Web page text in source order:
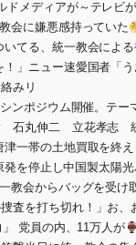
メディアが～テレビが
会に嫌悪感持っていた
てる、統一教会によ
」ニュー速愛国者「
みリ
ンポジウム開催。テ
石丸伸二 立花孝志
津一帯の土地買取を終
を停止し中国製太陽
教会からバッグを受
査を打ち切れ！」お
党員の内、11万人が